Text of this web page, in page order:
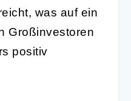
was auf ein
Großinvestoren
positiv